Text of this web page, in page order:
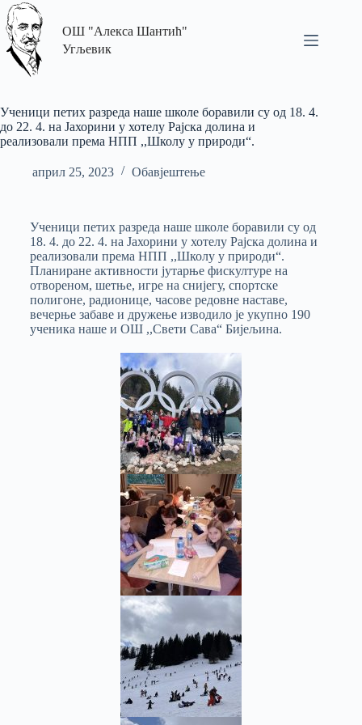
ОШ "Алекса Шантић"
Угљевик
Ученици петих разреда наше школе боравили су од 18. 4.
до 22. 4. на Јахорини у хотелу Рајска долина и
реализовали према НПП ,,Школу у природи“.
април 25, 2023 Обавјештење
Ученици петих разреда наше школе боравили су од
18. 4. до 22. 4. на Јахорини у хотелу Рајска долина и
реализовали према НПП ,,Школу у природи“.
Планиране активности јутарње фискултуре на
отвореном, шетње, игре на снијегу, спортске
полигоне, радионице, часове редовне наставе,
вечерње забаве и дружење изводило је укупно 190
ученика наше и ОШ ,,Свети Сава“ Бијељина.